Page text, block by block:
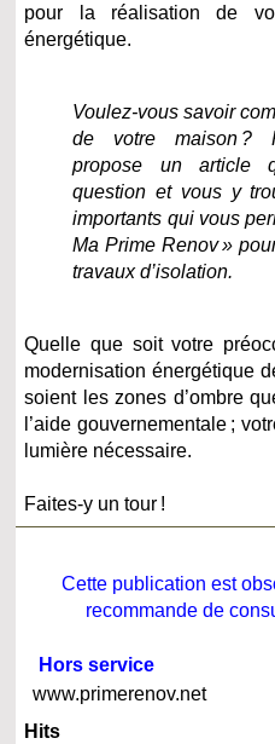
pour la réalisation de
énergétique.
Voulez-vous savoir
de votre maison ?
propose un article
question et vous y
importants qui vous
Ma Prime Renov »
travaux d’isolation.
Quelle que soit votre
modernisation énergétique
soient les zones d’ombre
l’aide gouvernementale ;
lumière nécessaire.
Faites-y un tour !
Cette publication est
recommande de
Hors service
www.primerenov.net
Hits